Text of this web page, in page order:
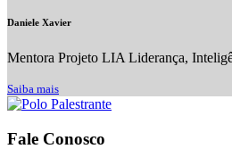
Daniele Xavier
Mentora Projeto LIA Liderança,
Saiba mais
Fale Conosco